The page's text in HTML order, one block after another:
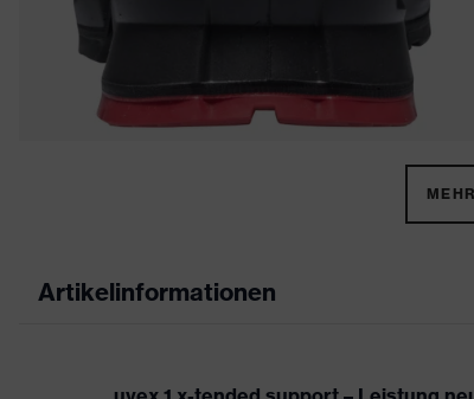
Artikelinformationen